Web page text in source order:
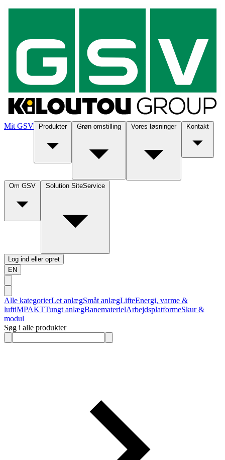
Mit GSV Produkter Grøn omstilling Vores løsninger Kontakt
Om GSV Solution SiteService
Log ind eller opret
EN
Alle kategorierLet anlægSmåt anlægLifteEnergi, varme &
luftiMPAKTTungt anlægBanematerielArbejdsplatformeSkur &
modul
Søg i alle produkter